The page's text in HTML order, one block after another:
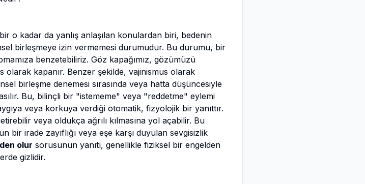
o kadar da yanlış anlaşılan konulardan biri, bedenin
birleşmeye izin vermemesi durumudur. Bu durumu, bir
benzetebiliriz. Göz kapağımız, gözümüzü
kapanır. Benzer şekilde, vajinismus olarak
birleşme denemesi sırasında veya hatta düşüncesiyle
Bu, bilinçli bir "istememe" veya "reddetme" eylemi
veya korkuya verdiği otomatik, fizyolojik bir yanıttır.
veya oldukça ağrılı kılmasına yol açabilir. Bu
bir irade zayıflığı veya eşe karşı duyulan sevgisizlik
olur sorusunun yanıtı, genellikle fiziksel bir engelden
gizlidir.